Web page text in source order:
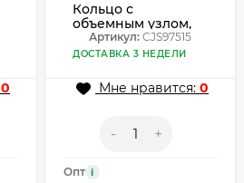
0
Кольцо с
объемным узлом,
инкрустированное
стразами CJS97515
Артикул: CJS97515
ДОСТАВКА 3 НЕДЕЛИ
Мне нравится: 0
- +
Опт i